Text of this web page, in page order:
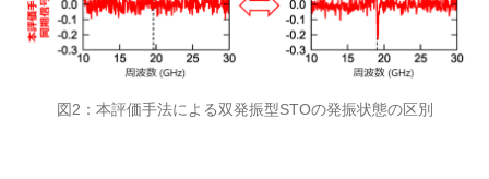
図2：本評価手法による双発振型STOの発振状態の区別